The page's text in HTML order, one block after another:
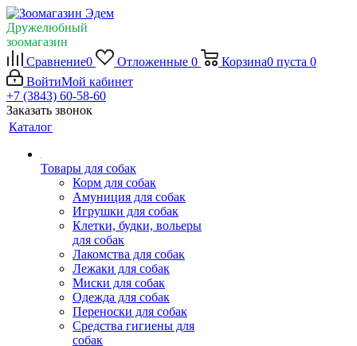
Дружелюбный
зоомагазин
Сравнение0 Отложенные 0 Корзина0 пуста 0
ВойтиМой кабинет
+7 (3843) 60-58-60
Заказать звонок
Каталог
Товары для собак
Корм для собак
Амуниция для собак
Игрушки для собак
Клетки, будки, вольеры
для собак
Лакомства для собак
Лежаки для собак
Миски для собак
Одежда для собак
Переноски для собак
Средства гигиены для
собак